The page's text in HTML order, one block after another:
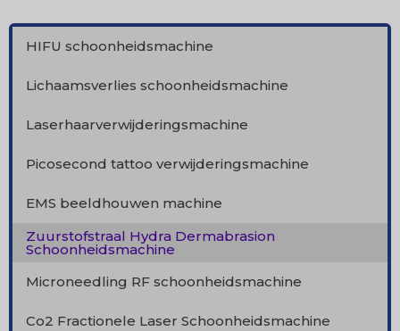
HIFU schoonheidsmachine
Lichaamsverlies schoonheidsmachine
Laserhaarverwijderingsmachine
Picosecond tattoo verwijderingsmachine
EMS beeldhouwen machine
Zuurstofstraal Hydra Dermabrasion
Schoonheidsmachine
Microneedling RF schoonheidsmachine
Co2 Fractionele Laser Schoonheidsmachine